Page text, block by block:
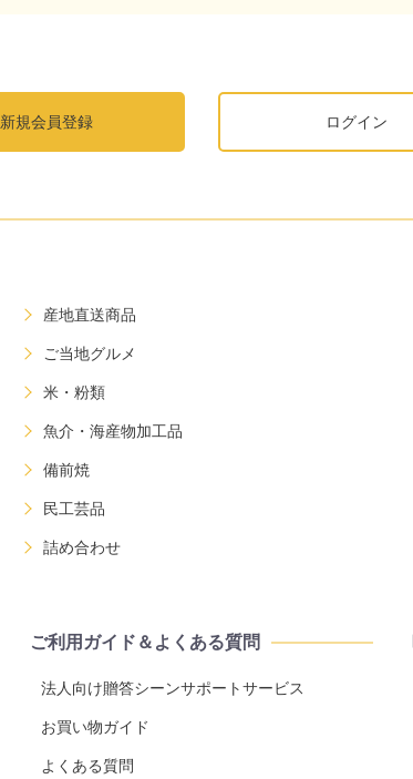
新規会員登録 ログイン
産地直送商品
ご当地グルメ
米・粉類
魚介・海産物加工品
備前焼
民工芸品
詰め合わせ
ご利用ガイド＆よくある質問
法人向け贈答シーンサポートサービス
お買い物ガイド
よくある質問